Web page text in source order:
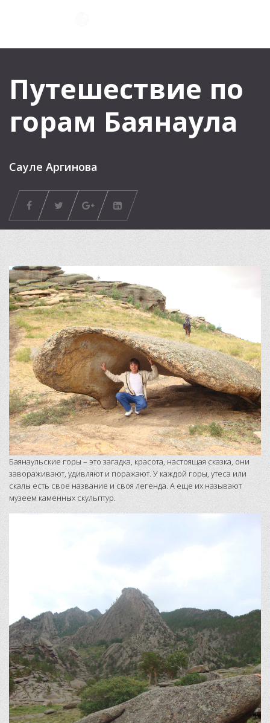
Путешествие по
горам Баянаула
Сауле Аргинова
Баянаульские горы – это загадка, красота, настоящая сказка, они
завораживают, удивляют и поражают. У каждой горы, утеса или
скалы есть свое название и своя легенда. А еще их называют
музеем каменных скульптур.